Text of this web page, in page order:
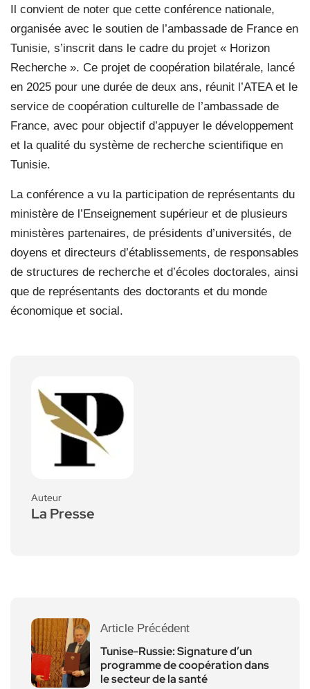
Il convient de noter que cette conférence nationale,
organisée avec le soutien de l’ambassade de France en
Tunisie, s’inscrit dans le cadre du projet « Horizon
Recherche ». Ce projet de coopération bilatérale, lancé
en 2025 pour une durée de deux ans, réunit l’ATEA et le
service de coopération culturelle de l’ambassade de
France, avec pour objectif d’appuyer le développement
et la qualité du système de recherche scientifique en
Tunisie.
La conférence a vu la participation de représentants du
ministère de l’Enseignement supérieur et de plusieurs
ministères partenaires, de présidents d’universités, de
doyens et directeurs d’établissements, de responsables
de structures de recherche et d’écoles doctorales, ainsi
que de représentants des doctorants et du monde
économique et social.
Auteur
La Presse
Article Précédent
Tunise-Russie: Signature d’un
programme de coopération dans
le secteur de la santé